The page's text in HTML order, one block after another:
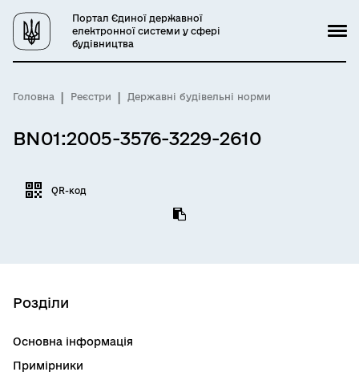
Портал Єдиної державної
електронної системи у сфері
будівництва
Головна Реєстри Державні будівельні норми
BN01:2005-3576-3229-2610
QR-код
Розділи
Основна інформація
Примірники